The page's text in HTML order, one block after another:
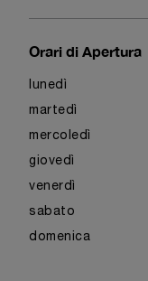
Orari di Apertura
lunedì
martedì
mercoledì
giovedì
venerdì
sabato
domenica